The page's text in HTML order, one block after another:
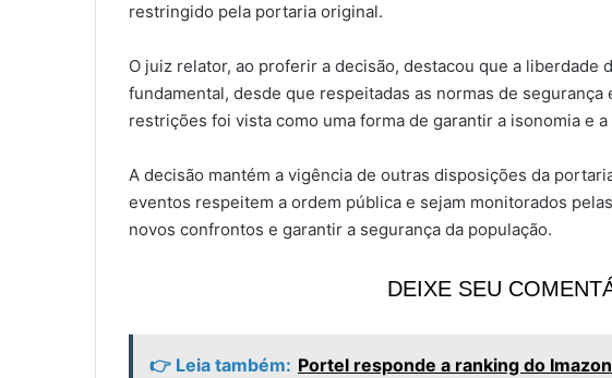
restringido pela portaria original​.
O juiz relator, ao proferir a decisão, destacou que a liberdade
fundamental, desde que respeitadas as normas de segurança
restrições foi vista como uma forma de garantir a isonomia e
A decisão mantém a vigência de outras disposições da
eventos respeitem a ordem pública e sejam monitorados
novos confrontos e garantir a segurança da população​.
DEIXE SEU
👉 Leia também: Portel responde a ranking do